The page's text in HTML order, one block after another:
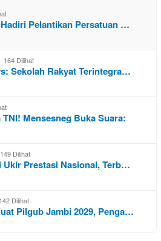
Pelantikan Persatuan …
164 Dilihat
Sekolah Rakyat Terintegra…
Mensesneg Buka Suara:
149 Dilihat
Ukir Prestasi Nasional, Terb…
142 Dilihat
Pilgub Jambi 2029, Penga…